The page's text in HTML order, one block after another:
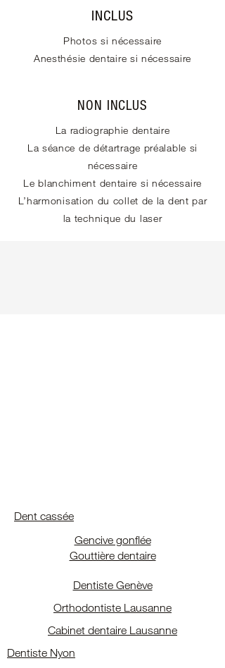
INCLUS
Photos si nécessaire
Anesthésie dentaire si nécessaire
NON INCLUS
La radiographie dentaire
La séance de détartrage préalable si
nécessaire
Le blanchiment dentaire si nécessaire
L’harmonisation du collet de la dent par
la technique du laser
Dent cassée
Gencive gonflée
Gouttière dentaire
Dentiste Genève
Orthodontiste Lausanne
Cabinet dentaire Lausanne
Dentiste Nyon